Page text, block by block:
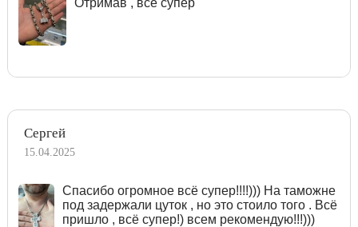
Сергей
15.04.2025
Спасибо огромное всё супер!!!!))) На таможне
под задержали цуток , но это стоило того . Всё
пришло , всё супер!) всем рекомендую!!!)))